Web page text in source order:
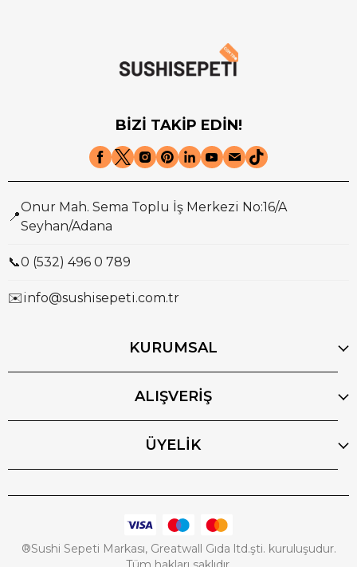
BİZİ TAKİP EDİN!
📍
Onur Mah. Sema Toplu İş Merkezi No:16/A
Seyhan/Adana
📞0 (532) 496 0 789
✉️info@sushisepeti.com.tr
KURUMSAL
ALIŞVERİŞ
ÜYELİK
®Sushi Sepeti Markası, Greatwall Gıda ltd.şti. kuruluşudur.